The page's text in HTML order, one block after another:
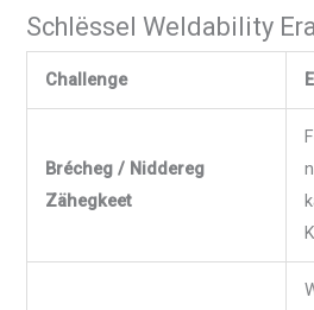
Schlëssel Weldability
Challenge
Brécheg / Niddereg
Zähegkeet